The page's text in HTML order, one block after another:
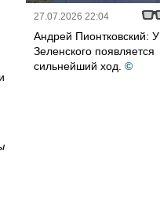
27.07.2026 22:04
Андрей Пионтковский: У
Зеленского появляется
сильнейший ход. ©